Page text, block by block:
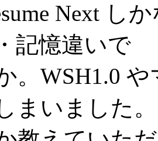
Next し
記憶違いで
。WSH1.0
まいました。